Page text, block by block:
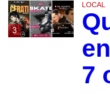
3
LOCAL
7